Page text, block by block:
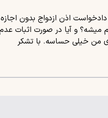
اذن ازدواج بدون
میشه؟ و آیا در صورت اثبات
من خیلی حساسه. با تشکر